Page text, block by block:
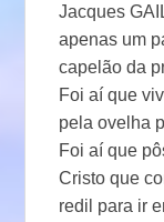
Jacques
apenas um
capelão da
Foi aí que
pela ovelha
Foi aí que
Cristo que
redil para ir